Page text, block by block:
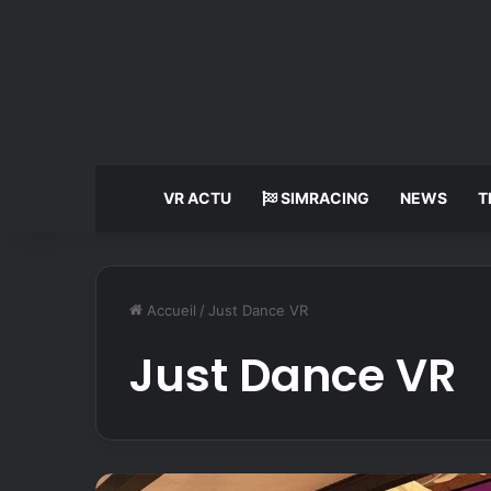
VR ACTU SIMRACING NEWS
Accueil / Just Dance VR
Just Dance VR
J